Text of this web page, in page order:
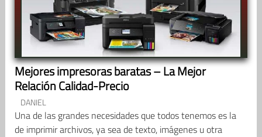
Mejores impresoras baratas – La Mejor
Relación Calidad-Precio
DANIEL
Una de las grandes necesidades que todos tenemos es la
de imprimir archivos, ya sea de texto, imágenes u otra